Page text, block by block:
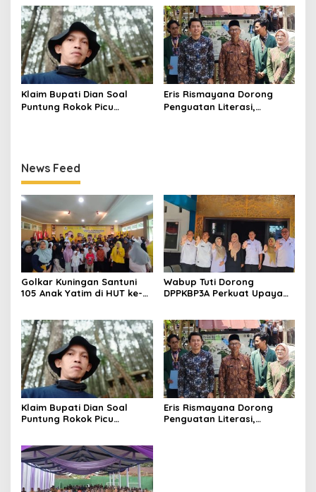
Doakan Partai Semakin
Berjaya
Tingkatkan Kesejahteraan
Keluarga
Klaim Bupati Dian Soal
Puntung Rokok Picu
Eris Rismayana Dorong
Penguatan Literasi,
News Feed
Golkar Kuningan Santuni
105 Anak Yatim di HUT ke-
Berjaya
Wabup Tuti Dorong
DPPKBP3A Perkuat Upaya
Keluarga
Klaim Bupati Dian Soal
Puntung Rokok Picu
Sesuai Kajian Ilmiah
Eris Rismayana Dorong
Penguatan Literasi,